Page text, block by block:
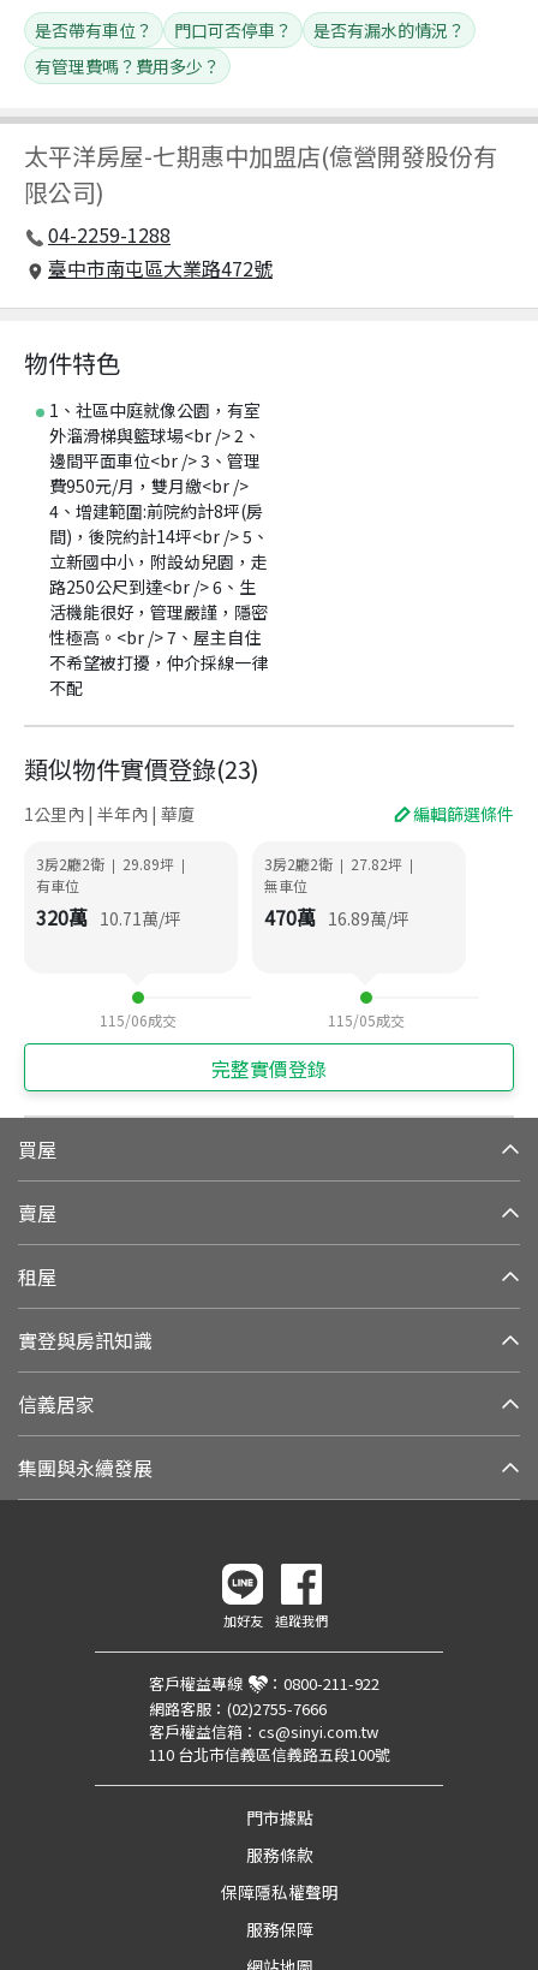
太平洋房屋-七期惠中加盟店(億營開發股份有
限公司)
04-2259-1288
臺中市南屯區大業路472號
是否帶有車位？ 門口可否停車？
是否有漏水的情況？
有管理費嗎？費用多少？
物件特色
1、社區中庭就像公園，有室
外溜滑梯與籃球場<br /> 2、
邊間平面車位<br /> 3、管理
費950元/月，雙月繳<br />
4、增建範圍:前院約計8坪(房
間)，後院約計14坪<br /> 5、
立新國中小，附設幼兒園，走
路250公尺到達<br /> 6、生
活機能很好，管理嚴謹，隱密
性極高。<br /> 7、屋主自住
不希望被打擾，仲介採線一律
不配
類似物件實價登錄(23)
1公里內 | 半年內 | 華廈 編輯篩選條件
3房2廳2衛 | 29.89坪 |
有車位
320萬 10.71萬/坪
115/06成交
3房2廳2衛 | 27.82坪 |
無車位
470萬 16.89萬/坪
115/05成交
完整實價登錄
買屋
賣屋
租屋
實登與房訊知識
信義居家
集團與永續發展
加好友 追蹤我們
客戶權益專線 ： 0800-211-922
網路客服： (02)2755-7666
客戶權益信箱： cs@sinyi.com.tw
110 台北市信義區信義路五段100號
門市據點
服務條款
保障隱私權聲明
服務保障